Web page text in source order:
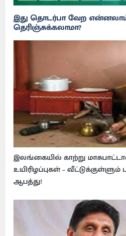
இது தொடர்பா வேற என்னலாம்
தெரிஞ்சுக்கலாமா?
இலங்கையில் காற்று
உயிரிழப்புகள் – வீட்டுக்குள்ளும்
ஆபத்து!